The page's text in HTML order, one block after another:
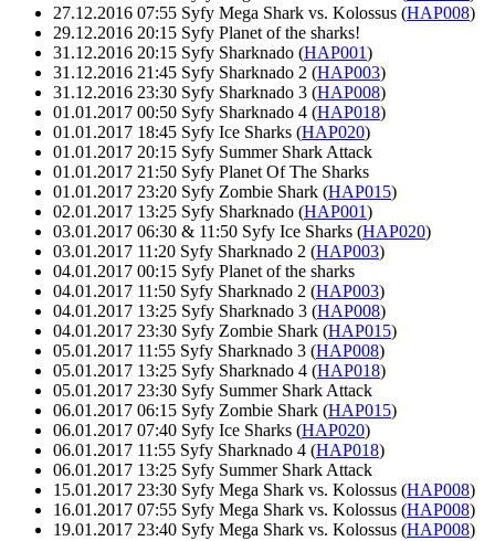
27.12.2016 07:55 Syfy Mega Shark vs. Kolossus (HAP008)
29.12.2016 20:15 Syfy Planet of the sharks!
31.12.2016 20:15 Syfy Sharknado (HAP001)
31.12.2016 21:45 Syfy Sharknado 2 (HAP003)
31.12.2016 23:30 Syfy Sharknado 3 (HAP008)
01.01.2017 00:50 Syfy Sharknado 4 (HAP018)
01.01.2017 18:45 Syfy Ice Sharks (HAP020)
01.01.2017 20:15 Syfy Summer Shark Attack
01.01.2017 21:50 Syfy Planet Of The Sharks
01.01.2017 23:20 Syfy Zombie Shark (HAP015)
02.01.2017 13:25 Syfy Sharknado (HAP001)
03.01.2017 06:30 & 11:50 Syfy Ice Sharks (HAP020)
03.01.2017 11:20 Syfy Sharknado 2 (HAP003)
04.01.2017 00:15 Syfy Planet of the sharks
04.01.2017 11:50 Syfy Sharknado 2 (HAP003)
04.01.2017 13:25 Syfy Sharknado 3 (HAP008)
04.01.2017 23:30 Syfy Zombie Shark (HAP015)
05.01.2017 11:55 Syfy Sharknado 3 (HAP008)
05.01.2017 13:25 Syfy Sharknado 4 (HAP018)
05.01.2017 23:30 Syfy Summer Shark Attack
06.01.2017 06:15 Syfy Zombie Shark (HAP015)
06.01.2017 07:40 Syfy Ice Sharks (HAP020)
06.01.2017 11:55 Syfy Sharknado 4 (HAP018)
06.01.2017 13:25 Syfy Summer Shark Attack
15.01.2017 23:30 Syfy Mega Shark vs. Kolossus (HAP008)
16.01.2017 07:55 Syfy Mega Shark vs. Kolossus (HAP008)
19.01.2017 23:40 Syfy Mega Shark vs. Kolossus (HAP008)